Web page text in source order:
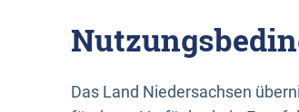
Das Land Niedersachsen